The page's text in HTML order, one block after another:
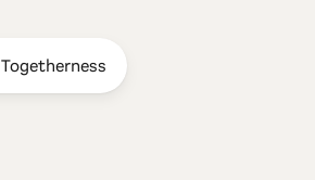
Togetherness